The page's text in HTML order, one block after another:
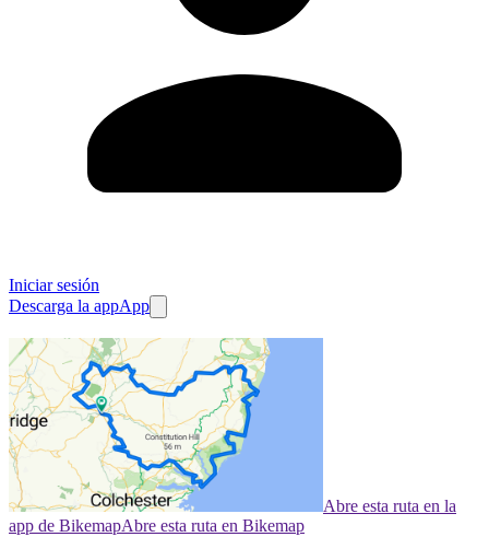
Iniciar sesión
Descarga la appApp
Abre esta ruta en la
app de BikemapAbre esta ruta en Bikemap